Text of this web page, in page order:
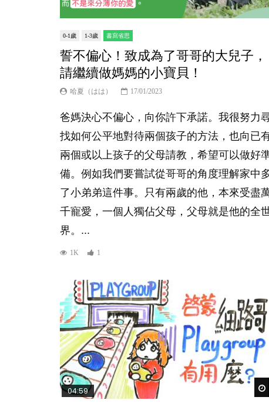
0-1歲 1-3歲 書寫省思
誓不偏心！致成為了哥哥的大兒子，
請繼續做媽媽的小寶貝！
哈夏（はは） 17/01/2023
爸媽決心不偏心，向你許下承諾。我很努力
找如何公平地對待兩個孩子的方法，也向已
兩個或以上孩子的父母請教，希望可以做好
備。例如我們要嘗試從哥哥的角度理解家中
了小弟弟這件事。只有兩歲的他，本來受盡
千寵愛，一個人獨佔父母，父母就是他的全
界。...
1K 1
04:59